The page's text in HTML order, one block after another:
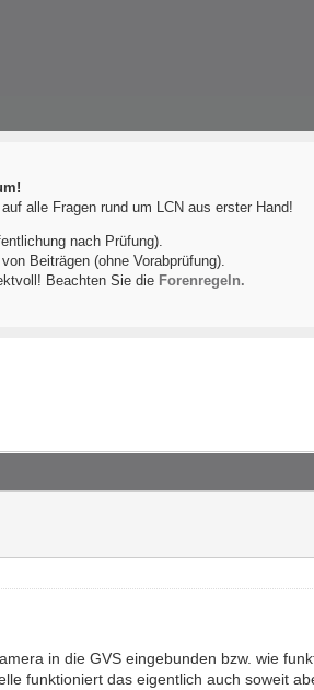
alle Fragen rund um LCN aus erster Hand!
nach Prüfung).
Beiträgen (ohne Vorabprüfung).
Beachten Sie die Forenregeln.
in die GVS eingebunden bzw. wie
funktioniert das eigentlich auch soweit